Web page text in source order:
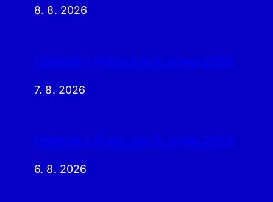
8. 8. 2026
Události v Praze dne 6. srpna 2026
7. 8. 2026
Události v Praze dne 5. srpna 2026
6. 8. 2026